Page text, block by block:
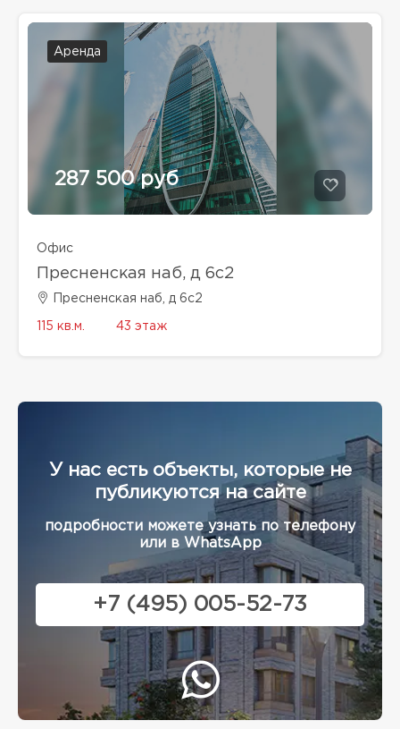
Аренда
287 500 руб
Офис
Пресненская наб, д 6с2
Пресненская наб, д 6с2
115 кв.м. 43 этаж
У нас есть объекты, которые не
публикуются на сайте
подробности можете узнать по телефону
или в WhatsApp
+7 (495) 005-52-73